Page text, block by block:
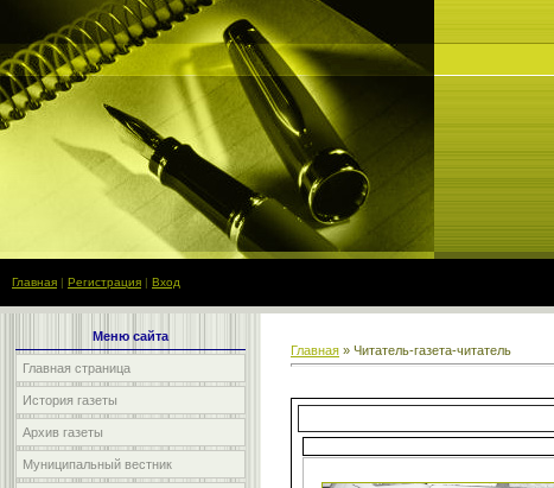
Главная | Регистрация | Вход
Меню сайта
Главная страница
История газеты
Архив газеты
Муниципальный вестник
Главная » Читатель-газета-читатель